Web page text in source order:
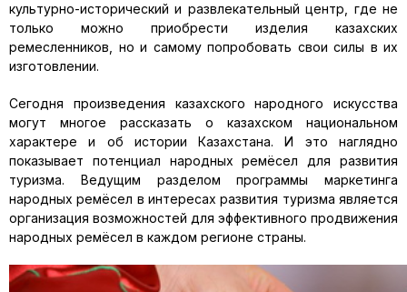
культурно-исторический и развлекательный центр, где не
только можно приобрести изделия казахских
ремесленников, но и самому попробовать свои силы в их
изготовлении.
Сегодня произведения казахского народного искусства
могут многое рассказать о казахском национальном
характере и об истории Казахстана. И это наглядно
показывает потенциал народных ремёсел для развития
туризма. Ведущим разделом программы маркетинга
народных ремёсел в интересах развития туризма является
организация возможностей для эффективного продвижения
народных ремёсел в каждом регионе страны.